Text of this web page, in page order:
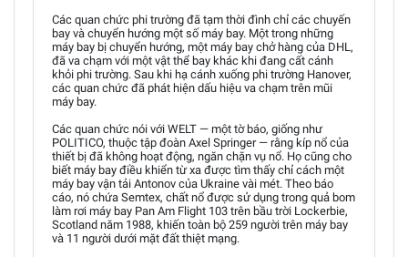
Các quan chức phi trường đã tạm thời đình chỉ các chuyến
bay và chuyển hướng một số máy bay. Một trong những
máy bay bị chuyển hướng, một máy bay chở hàng của DHL,
đã va chạm với một vật thể bay khác khi đang cất cánh
khỏi phi trường. Sau khi hạ cánh xuống phi trường Hanover,
các quan chức đã phát hiện dấu hiệu va chạm trên mũi
máy bay.
Các quan chức nói với WELT — một tờ báo, giống như
POLITICO, thuộc tập đoàn Axel Springer — rằng kíp nổ của
thiết bị đã không hoạt động, ngăn chặn vụ nổ. Họ cũng cho
biết máy bay điều khiển từ xa được tìm thấy chỉ cách một
máy bay vận tải Antonov của Ukraine vài mét. Theo báo
cáo, nó chứa Semtex, chất nổ được sử dụng trong quả bom
làm rơi máy bay Pan Am Flight 103 trên bầu trời Lockerbie,
Scotland năm 1988, khiến toàn bộ 259 người trên máy bay
và 11 người dưới mặt đất thiệt mạng.